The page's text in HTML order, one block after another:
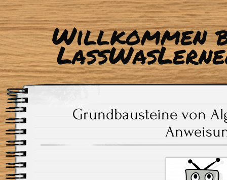
Willkommen
Grundbausteine von